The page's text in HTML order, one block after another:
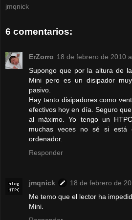
jmqnick
6 comentarios:
ErZorro 18 de febrero de 2010
Supongo que por la altura de
Mini pero es un disipador
pasivo.
Hay tanto disipadores como
efectivos hoy en día. Seguro
al máximo. Yo tengo un
muchas veces no sé si está
ordenador.
Responder
jmqnick
18 de febrero de
Me temo que el lector ha
Mini.